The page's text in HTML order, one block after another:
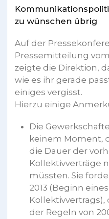
zu wünschen übrig
Auf der
Pressemitteilung
zeigte die Direktion,
wie es ihr gerade
einiges vergisst.
Hierzu einige
Die
keinem Moment,
die Dauer der
Kollektivverträge
müssten. Sie
2013 (Beginn
der Regeln von